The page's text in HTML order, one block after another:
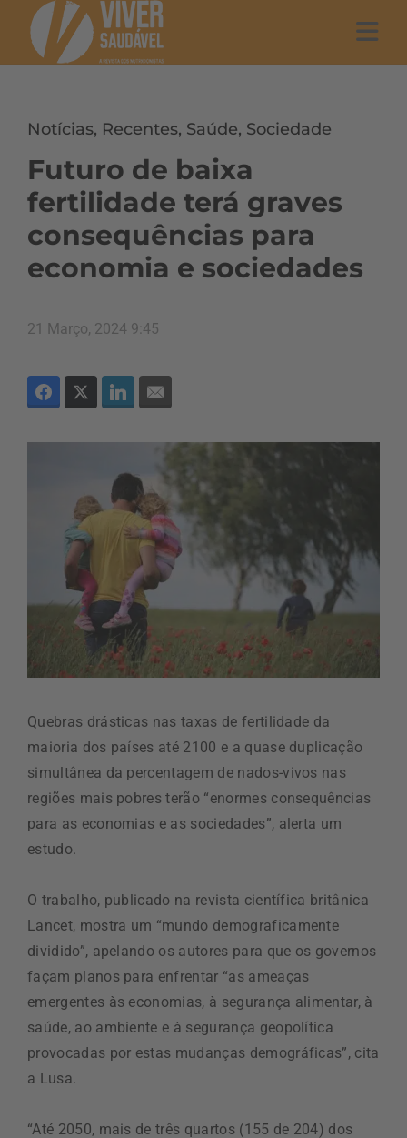
Notícias, Recentes, Saúde, Sociedade
Futuro de baixa
fertilidade terá graves
consequências para
economia e sociedades
21 Março, 2024 9:45
Quebras drásticas nas taxas de fertilidade da
maioria dos países até 2100 e a quase duplicação
simultânea da percentagem de nados-vivos nas
regiões mais pobres terão “enormes consequências
para as economias e as sociedades”, alerta um
estudo.
O trabalho, publicado na revista científica britânica
Lancet, mostra um “mundo demograficamente
dividido”, apelando os autores para que os governos
façam planos para enfrentar “as ameaças
emergentes às economias, à segurança alimentar, à
saúde, ao ambiente e à segurança geopolítica
provocadas por estas mudanças demográficas”, cita
a Lusa.
“Até 2050, mais de três quartos (155 de 204) dos